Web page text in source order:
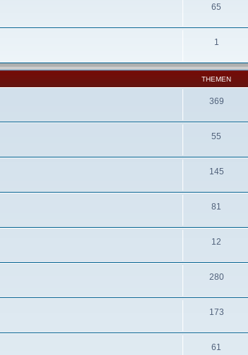
65
1
THEMEN
369
55
145
81
12
280
173
61